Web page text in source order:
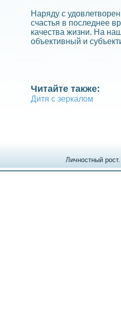
Наряду с
счастья в последнее
качества жизни. На
объективный и
Читайте также:
Дитя с зеркалом
Личностный